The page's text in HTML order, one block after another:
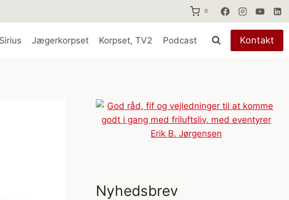
0
Jægerkorpset Korpset, TV2 Podcast Kontakt
Nyhedsbrev